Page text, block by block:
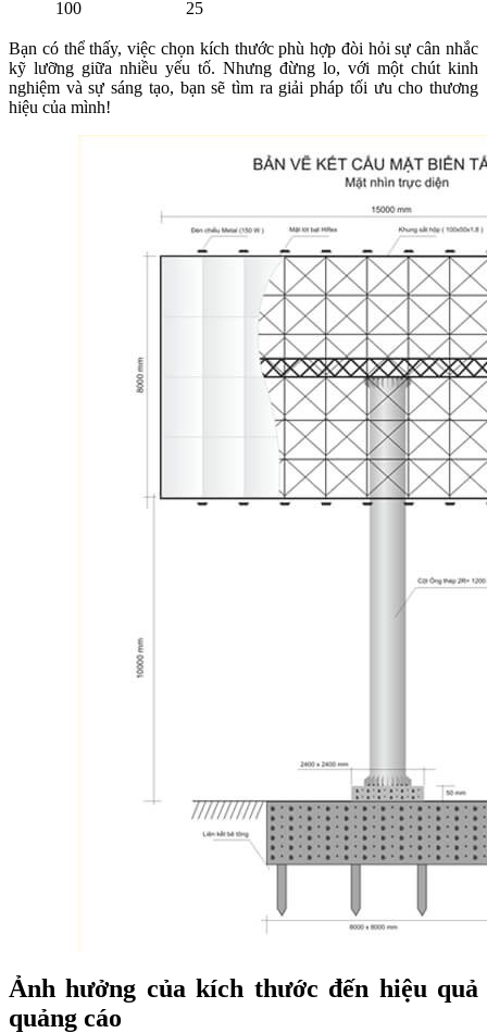
100 25
Bạn có thể thấy, việc chọn kích thước phù hợp đòi hỏi sự cân nhắc
kỹ lưỡng giữa nhiều yếu tố. Nhưng đừng lo, với một chút kinh
nghiệm và sự sáng tạo, bạn sẽ tìm ra giải pháp tối ưu cho thương
hiệu của mình!
Ảnh hưởng của kích thước đến hiệu quả
quảng cáo